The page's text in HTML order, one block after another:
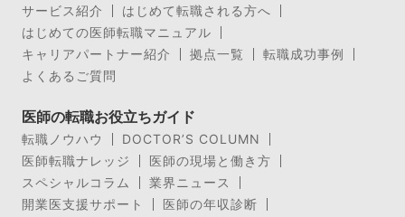
サービス紹介
はじめて転職される方へ
はじめての医師転職マニュアル
キャリアパートナー紹介
拠点一覧
転職成功事例
よくあるご質問
医師の転職お役立ちガイド
転職ノウハウ
DOCTOR’S COLUMN
医師転職ナレッジ
医師の現場と働き方
スペシャルコラム
業界ニュース
開業医支援サポート
医師の年収診断